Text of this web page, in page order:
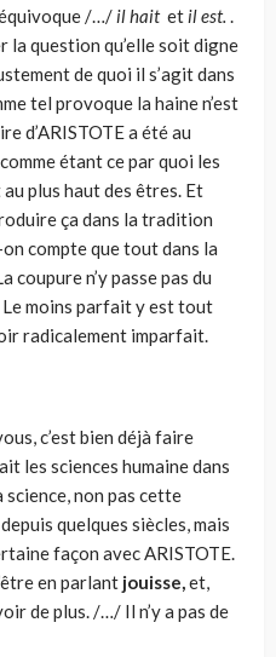
/…/il hait etil est. .
la question qu’elle soit digne
de quoi il s’agit dans
tel provoque la haine n’est
d’ARISTOTE a été au
étant ce par quoi les
plus haut des êtres. Et
ça dans la tradi­tion
compte que tout dans la
n’y passe pas du
moins par­fait y est tout
radicale­ment imparfait.
c’est bien déjà faire
les sciences humaine dans
non pas cette
quelques siècles, mais
façon avec ARISTOTE.
en parlant jouisse,et,
de plus. /…/ Il n’y a pas de